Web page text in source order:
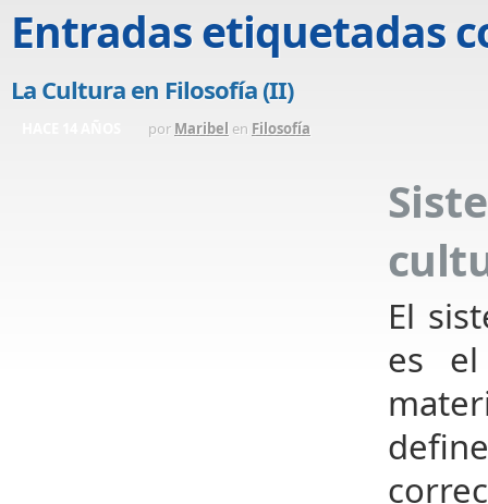
Entradas etiquetadas
La Cultura en Filosofía (II)
por Maribel en Filosofía
El
es